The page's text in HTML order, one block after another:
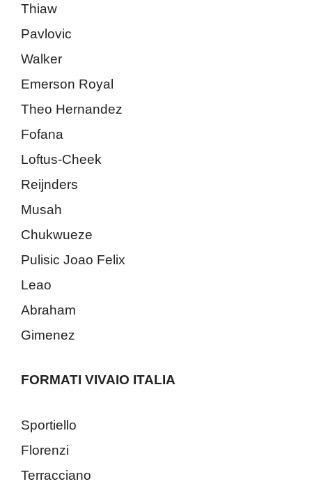
Thiaw
Pavlovic
Walker
Emerson Royal
Theo Hernandez
Fofana
Loftus-Cheek
Reijnders
Musah
Chukwueze
Pulisic Joao Felix
Leao
Abraham
Gimenez
FORMATI VIVAIO ITALIA
Sportiello
Florenzi
Terracciano